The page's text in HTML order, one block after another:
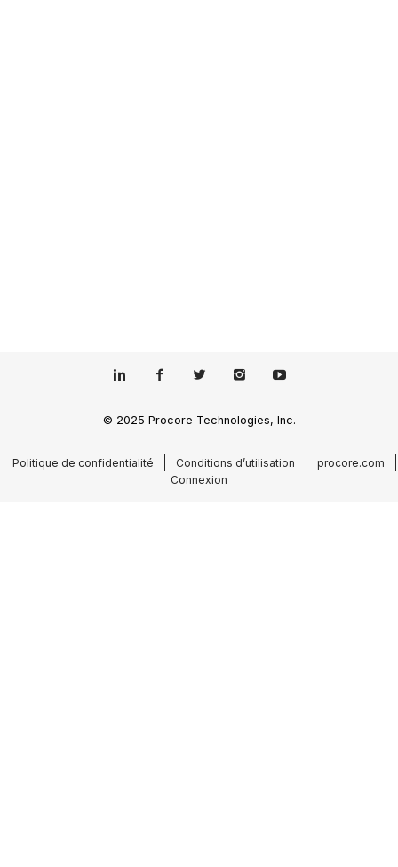
© 2025 Procore Technologies, Inc.
Politique de confidentialité Conditions d’utilisation
procore.com
Connexion